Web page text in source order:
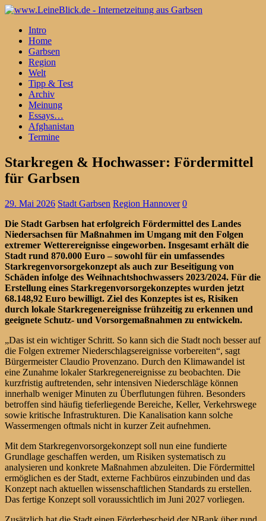
Intro
Home
Garbsen
Region
Welt
Tipp & Test
Archiv
Meinung
Essays…
Afghanistan
Termine
Starkregen & Hochwasser: Fördermittel
für Garbsen
29. Mai 2026 Stadt Garbsen Region Hannover 0
Die Stadt Garbsen hat erfolgreich Fördermittel des Landes
Niedersachsen für Maßnahmen im Umgang mit den Folgen
extremer Wetterereignisse eingeworben. Insgesamt erhält die
Stadt rund 870.000 Euro – sowohl für ein umfassendes
Starkregenvorsorgekonzept als auch zur Beseitigung von
Schäden infolge des Weihnachtshochwassers 2023/2024. Für die
Erstellung eines Starkregenvorsorgekonzeptes wurden jetzt
68.148,92 Euro bewilligt. Ziel des Konzeptes ist es, Risiken
durch lokale Starkregenereignisse frühzeitig zu erkennen und
geeignete Schutz- und Vorsorgemaßnahmen zu entwickeln.
„Das ist ein wichtiger Schritt. So kann sich die Stadt noch besser auf
die Folgen extremer Niederschlagsereignisse vorbereiten“, sagt
Bürgermeister Claudio Provenzano. Durch den Klimawandel ist
eine Zunahme lokaler Starkregenereignisse zu beobachten. Die
kurzfristig auftretenden, sehr intensiven Niederschläge können
innerhalb weniger Minuten zu Überflutungen führen. Besonders
betroffen sind häufig tieferliegende Bereiche, Keller, Verkehrswege
sowie kritische Infrastrukturen. Die Kanalisation kann solche
Wassermengen oftmals nicht in kurzer Zeit aufnehmen.
Mit dem Starkregenvorsorgekonzept soll nun eine fundierte
Grundlage geschaffen werden, um Risiken systematisch zu
analysieren und konkrete Maßnahmen abzuleiten. Die Fördermittel
ermöglichen es der Stadt, externe Fachbüros einzubinden und das
Konzept nach aktuellen wissenschaftlichen Standards zu erstellen.
Das fertige Konzept soll voraussichtlich im Juni 2027 vorliegen.